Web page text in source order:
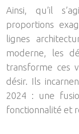
Ainsi, qu’il
proportions
lignes
moderne, les
transforme ces
désir. Ils
2024 : une
fonctionnalité et